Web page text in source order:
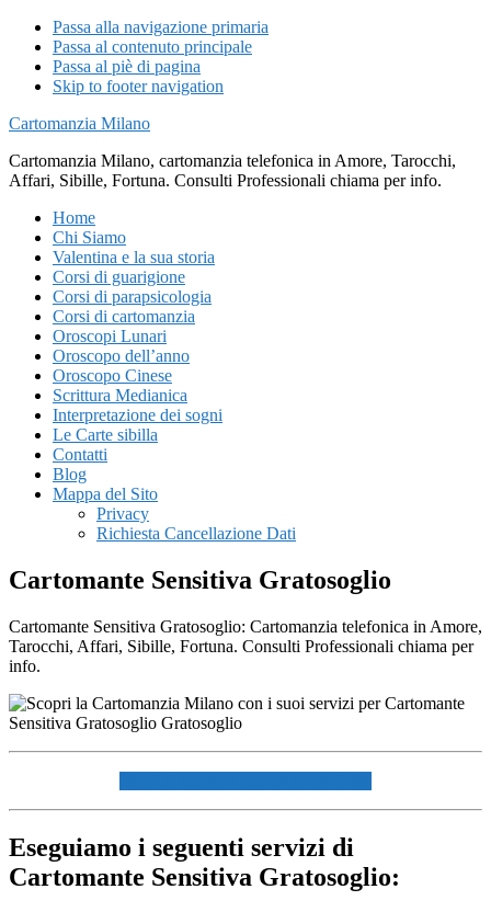
Passa alla navigazione primaria
Passa al contenuto principale
Passa al piè di pagina
Skip to footer navigation
Cartomanzia Milano
Cartomanzia Milano, cartomanzia telefonica in Amore, Tarocchi,
Affari, Sibille, Fortuna. Consulti Professionali chiama per info.
Home
Chi Siamo
Valentina e la sua storia
Corsi di guarigione
Corsi di parapsicologia
Corsi di cartomanzia
Oroscopi Lunari
Oroscopo dell’anno
Oroscopo Cinese
Scrittura Medianica
Interpretazione dei sogni
Le Carte sibilla
Contatti
Blog
Mappa del Sito
Privacy
Richiesta Cancellazione Dati
Cartomante Sensitiva Gratosoglio
Cartomante Sensitiva Gratosoglio: Cartomanzia telefonica in Amore,
Tarocchi, Affari, Sibille, Fortuna. Consulti Professionali chiama per
info.
Eseguiamo i seguenti servizi di
Cartomante Sensitiva Gratosoglio: